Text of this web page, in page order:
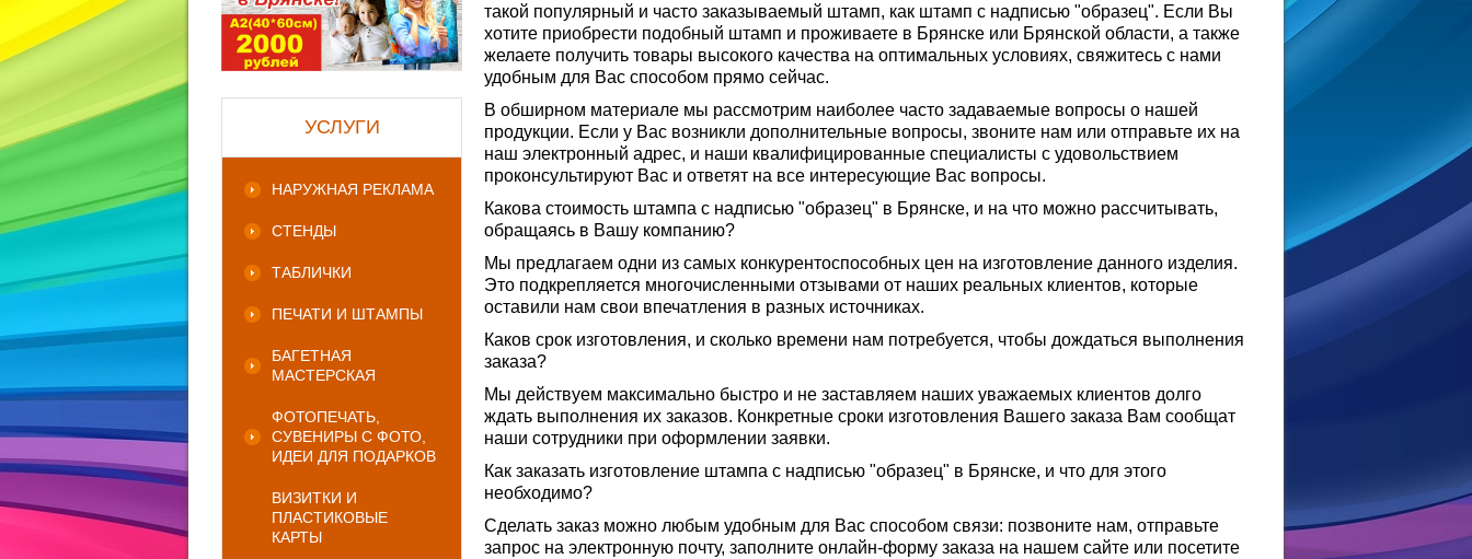
УСЛУГИ
НАРУЖНАЯ РЕКЛАМА
СТЕНДЫ
ТАБЛИЧКИ
ПЕЧАТИ И ШТАМПЫ
БАГЕТНАЯ
МАСТЕРСКАЯ
ФОТОПЕЧАТЬ,
СУВЕНИРЫ С ФОТО,
ИДЕИ ДЛЯ ПОДАРКОВ
ВИЗИТКИ И
ПЛАСТИКОВЫЕ
КАРТЫ
такой популярный и часто заказываемый штамп, как штамп с надписью "образец". Если Вы
хотите приобрести подобный штамп и проживаете в Брянске или Брянской области, а также
желаете получить товары высокого качества на оптимальных условиях, свяжитесь с нами
удобным для Вас способом прямо сейчас.
В обширном материале мы рассмотрим наиболее часто задаваемые вопросы о нашей
продукции. Если у Вас возникли дополнительные вопросы, звоните нам или отправьте их на
наш электронный адрес, и наши квалифицированные специалисты с удовольствием
проконсультируют Вас и ответят на все интересующие Вас вопросы.
Какова стоимость штампа с надписью "образец" в Брянске, и на что можно рассчитывать,
обращаясь в Вашу компанию?
Мы предлагаем одни из самых конкурентоспособных цен на изготовление данного изделия.
Это подкрепляется многочисленными отзывами от наших реальных клиентов, которые
оставили нам свои впечатления в разных источниках.
Каков срок изготовления, и сколько времени нам потребуется, чтобы дождаться выполнения
заказа?
Мы действуем максимально быстро и не заставляем наших уважаемых клиентов долго
ждать выполнения их заказов. Конкретные сроки изготовления Вашего заказа Вам сообщат
наши сотрудники при оформлении заявки.
Как заказать изготовление штампа с надписью "образец" в Брянске, и что для этого
необходимо?
Сделать заказ можно любым удобным для Вас способом связи: позвоните нам, отправьте
запрос на электронную почту, заполните онлайн-форму заказа на нашем сайте или посетите